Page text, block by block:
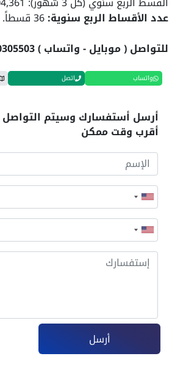
عدد الأقساط الربع سنوية:36 قسطاً.
للتواصل ( موبايل - واتساب ) 01040305503
واتساب اتصل
أرسل أستفسارك وسيتم
أقرب وقت ممكن
أرسل